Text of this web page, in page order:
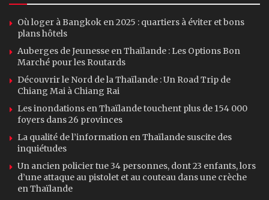
Où loger à Bangkok en 2025 : quartiers à éviter et bons
plans hôtels
Auberges de Jeunesse en Thaïlande : Les Options Bon
Marché pour les Routards
Découvrir le Nord de la Thaïlande : Un Road Trip de
Chiang Mai à Chiang Rai
Les inondations en Thaïlande touchent plus de 154 000
foyers dans 26 provinces
La qualité de l’information en Thaïlande suscite des
inquiétudes
Un ancien policier tue 34 personnes, dont 23 enfants, lors
d’une attaque au pistolet et au couteau dans une crèche
en Thaïlande